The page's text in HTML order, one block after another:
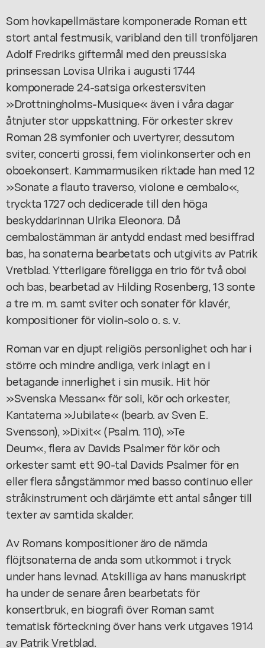
Som hovkapellmästare komponerade Roman ett
stort antal festmusik, varibland den till tronföljaren
Adolf Fredriks giftermål med den preussiska
prinsessan Lovisa Ulrika i augusti 1744
komponerade 24-satsiga orkestersviten
»Drottningholms-Musique« även i våra dagar
åtnjuter stor uppskattning. För orkester skrev
Roman 28 symfonier och uvertyrer, dessutom
sviter, concerti grossi, fem violinkonserter och en
oboekonsert. Kammarmusiken riktade han med 12
»Sonate a flauto traverso, violone e cembalo«,
tryckta 1727 och dedicerade till den höga
beskyddarinnan Ulrika Eleonora. Då
cembalostämman är antydd endast med besiffrad
bas, ha sonaterna bearbetats och utgivits av Patrik
Vretblad. Ytterligare föreligga en trio för två oboi
och bas, bearbetad av Hilding Rosenberg, 13 sonte
a tre m. m. samt sviter och sonater för klavér,
kompositioner för violin-solo o. s. v.
Roman var en djupt religiös personlighet och har i
större och mindre andliga, verk inlagt en i
betagande innerlighet i sin musik. Hit hör
»Svenska Messan« för soli, kör och orkester,
Kantaterna »Jubilate« (bearb. av Sven E.
Svensson), »Dixit« (Psalm. 110), »Te
Deum«, flera av Davids Psalmer för kör och
orkester samt ett 90-tal Davids Psalmer för en
eller flera sångstämmor med basso continuo eller
stråkinstrument och därjämte ett antal sånger till
texter av samtida skalder.
Av Romans kompositioner äro de nämda
flöjtsonaterna de anda som utkommot i tryck
under hans levnad. Atskilliga av hans manuskript
ha under de senare åren bearbetats för
konsertbruk, en biografi över Roman samt
tematisk förteckning över hans verk utgaves 1914
av Patrik Vretblad.